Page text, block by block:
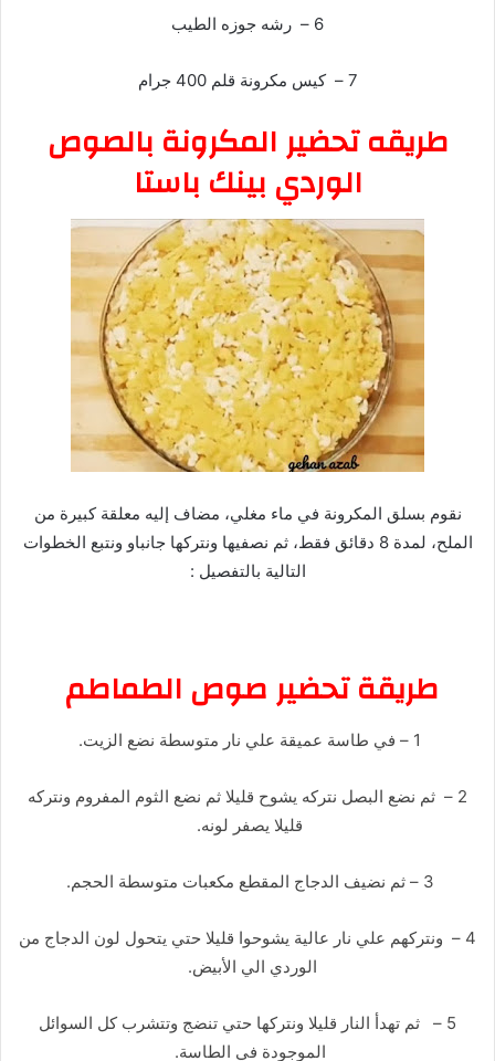
6 – رشه جوزه الطيب
7 – كيس مكرونة قلم 400 جرام
طريقه تحضير المكرونة بالصوص
الوردي بينك باستا
نقوم بسلق المكرونة في ماء مغلي، مضاف إليه معلقة كبيرة من
الملح، لمدة 8 دقائق فقط، ثم نصفيها ونتركها جانباو ونتبع الخطوات
التالية بالتفصيل :
طريقة تحضير صوص الطماطم
1 – في طاسة عميقة علي نار متوسطة نضع الزيت.
2 – ثم نضع البصل نتركه يشوح قليلا ثم نضع الثوم المفروم ونتركه
قليلا يصفر لونه.
3 – ثم نضيف الدجاج المقطع مكعبات متوسطة الحجم.
4 – ونتركهم علي نار عالية يشوحوا قليلا حتي يتحول لون الدجاج من
الوردي الي الأبيض.
5 – ثم تهدأ النار قليلا ونتركها حتي تنضج وتتشرب كل السوائل
الموجودة في الطاسة.